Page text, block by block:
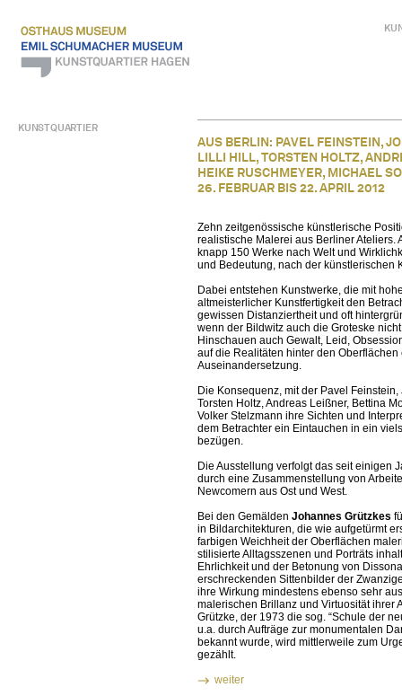
KUNSTQUARTIER
AUS BERLIN: PAVEL FEINSTEIN,
LILLI HILL, TORSTEN HOLTZ,
HEIKE RUSCHMEYER, MICHAEL
26. FEBRUAR BIS 22. APRIL 2012
Zehn zeitgenössische künstlerische
realistische Malerei aus Berliner Ateliers.
knapp 150 Werke nach Welt und
und Bedeutung, nach der künstlerischen
Dabei entstehen Kunstwerke, die mit
altmeisterlicher Kunstfertigkeit den
gewissen Distanziertheit und oft
wenn der Bildwitz auch die Groteske
Hinschauen auch Gewalt, Leid,
auf die Realitäten hinter den
Auseinandersetzung.
Die Konsequenz, mit der Pavel
Torsten Holtz, Andreas Leißner, Bettina
Volker Stelzmann ihre Sichten und
dem Betrachter ein Eintauchen in ein
bezügen.
Die Ausstellung verfolgt das seit einigen
durch eine Zusammenstellung von
Newcomern aus Ost und West.
Bei den Gemälden Johannes Grützkes
in Bildarchitekturen, die wie aufgetürmt
farbigen Weichheit der Oberflächen
stilisierte Alltagsszenen und Porträts
Ehrlichkeit und der Betonung von
erschreckenden Sittenbilder der
ihre Wirkung mindestens ebenso sehr
malerischen Brillanz und Virtuosität ihrer
Grützke, der 1973 die sog. “Schule der
u.a. durch Aufträge zur monumentalen
bekannt wurde, wird mittlerweile zum
gezählt.
weiter